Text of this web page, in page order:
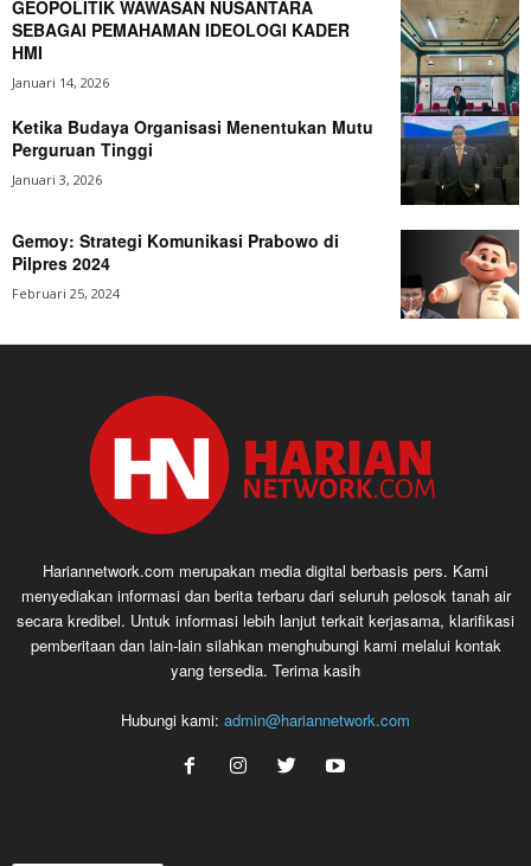
GEOPOLITIK WAWASAN NUSANTARA
SEBAGAI PEMAHAMAN IDEOLOGI KADER
HMI
Januari 14, 2026
Ketika Budaya Organisasi Menentukan Mutu
Perguruan Tinggi
Januari 3, 2026
Gemoy: Strategi Komunikasi Prabowo di
Pilpres 2024
Februari 25, 2024
Hariannetwork.com merupakan media digital berbasis pers. Kami
menyediakan informasi dan berita terbaru dari seluruh pelosok tanah air
secara kredibel. Untuk informasi lebih lanjut terkait kerjasama, klarifikasi
pemberitaan dan lain-lain silahkan menghubungi kami melalui kontak
yang tersedia. Terima kasih
Hubungi kami: admin@hariannetwork.com